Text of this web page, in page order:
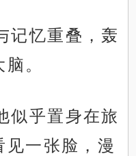
记忆重叠，轰
。
似乎置身在旅
一张脸，漫